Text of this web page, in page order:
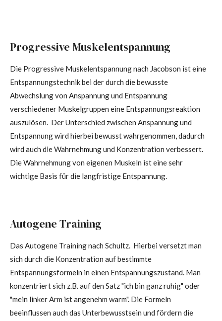
Progressive Muskelentspannung
Die Progressive Muskelentspannung nach Jacobson ist eine
Entspannungstechnik bei der durch die bewusste
Abwechslung von Anspannung und Entspannung
verschiedener Muskelgruppen eine Entspannungsreaktion
auszulösen. Der Unterschied zwischen Anspannung und
Entspannung wird hierbei bewusst wahrgenommen, dadurch
wird auch die Wahrnehmung und Konzentration verbessert.
Die Wahrnehmung von eigenen Muskeln ist eine sehr
wichtige Basis für die langfristige Entspannung.
Autogene Training
Das Autogene Training nach Schultz. Hierbei versetzt man
sich durch die Konzentration auf bestimmte
Entspannungsformeln in einen Entspannungszustand. Man
konzentriert sich z.B. auf den Satz "ich bin ganz ruhig" oder
"mein linker Arm ist angenehm warm". Die Formeln
beeinflussen auch das Unterbewusstsein und fördern die